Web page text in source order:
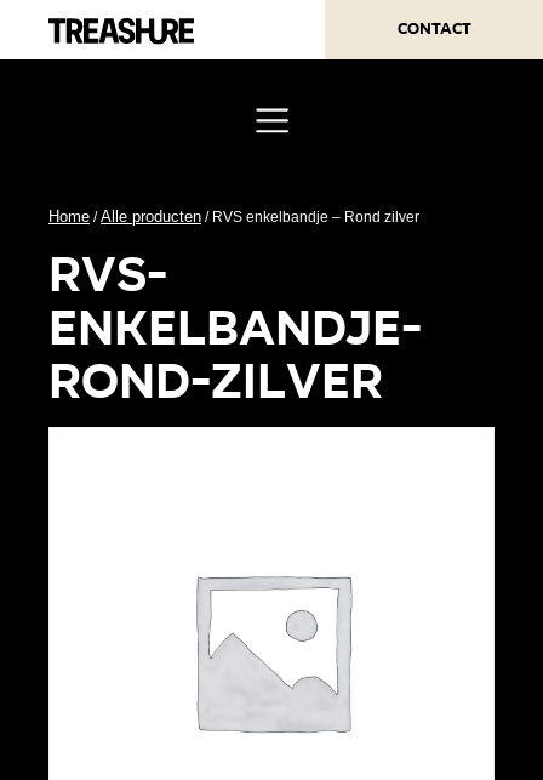
Contact
Home /Alle producten / RVS enkelbandje – Rond zilver
rvs-
enkelbandje-
rond-zilver